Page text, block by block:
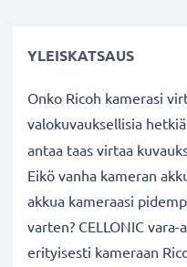
YLEISKATSAUS
Onko Ricoh kamerasi
valokuvauksellisia
antaa taas virtaa
Eikö vanha kameran
akkua kameraasi
varten? CELLONIC
erityisesti kameraan